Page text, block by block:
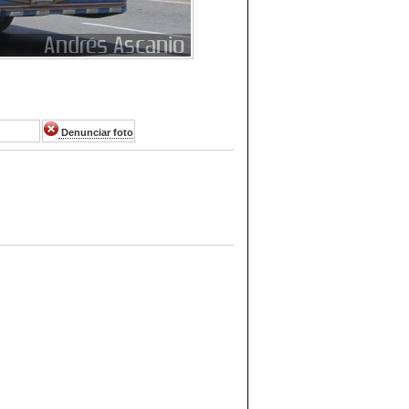
Denunciar foto